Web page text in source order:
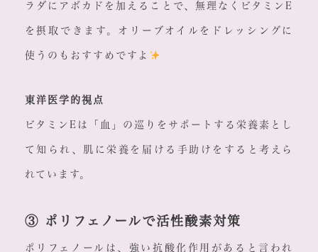
ラダにアボカドを加えることで、無理なくビタミンE
を摂取できます。オリーブオイルをドレッシングに
使うのもおすすめですよ
東洋医学的視点
ビタミンEは「血」の巡りをサポートする栄養素とし
て知られ、肌に栄養を届ける手助けをすると考えら
れています。
③ ポリフェノールで活性酸素対策
ポリフェノールは、強い抗酸化作用があると言われ